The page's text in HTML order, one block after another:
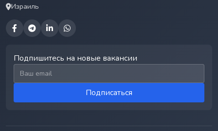
Израиль
Подпишитесь на новые вакансии
Email для подписки
Подписаться